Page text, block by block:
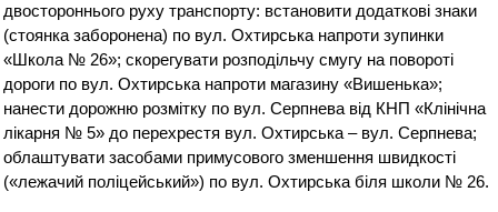
двостороннього руху транспорту: встановити додаткові знаки
(стоянка заборонена) по вул. Охтирська напроти зупинки
«Школа № 26»; скорегувати розподільчу смугу на повороті
дороги по вул. Охтирська напроти магазину «Вишенька»;
нанести дорожню розмітку по вул. Серпнева від КНП «Клінічна
лікарня № 5» до перехрестя вул. Охтирська – вул. Серпнева;
облаштувати засобами примусового зменшення швидкості
(«лежачий поліцейський») по вул. Охтирська біля школи № 26.